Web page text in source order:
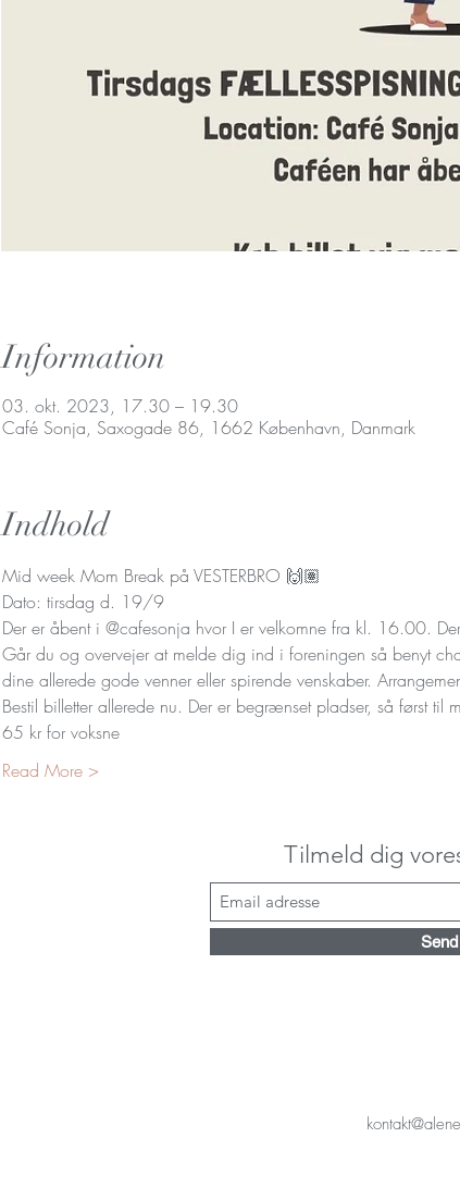
Information
03. okt. 2023, 17.30 – 19.30
Café Sonja, Saxogade 86, 1662 København, Danmark
Indhold
Mid week Mom Break på VESTERBRO 🙌🏽
Dato: tirsdag d. 19/9
Der er åbent i @cafesonja hvor I er velkomne fra kl. 16.00.
Går du og overvejer at melde dig ind i foreningen så benyt
dine allerede gode venner eller spirende venskaber.
Bestil billetter allerede nu. Der er begrænset pladser, så først til
65 kr for voksne
Read More >
Tilmeld dig